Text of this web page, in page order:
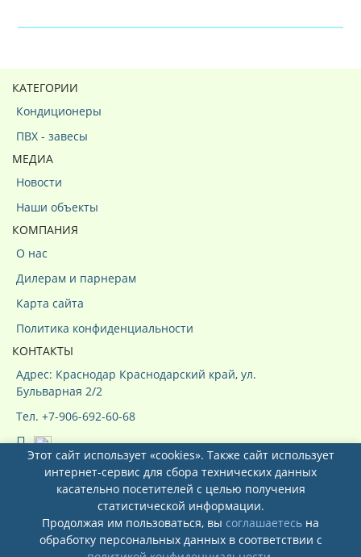
КАТЕГОРИИ
Кондиционеры
ПВХ - завесы
МЕДИА
Новости
Наши объекты
КОМПАНИЯ
О нас
Дилерам и парнерам
Карта сайта
Политика конфиденциальности
КОНТАКТЫ
Адрес: Краснодар Краснодарский край, ул.
Бульварная 2/2
Тел. +7-906-692-60-68
Системы кондиционирования ООО
"КурсКлимат"© 2026
Этот сайт использует «cookies». Также сайт использует
интернет-сервис для сбора технических данных
касательно посетителей с целью получения
статистической информации.
Продолжая им пользоваться, вы соглашаетесь на
обработку персональных данных в соответствии с